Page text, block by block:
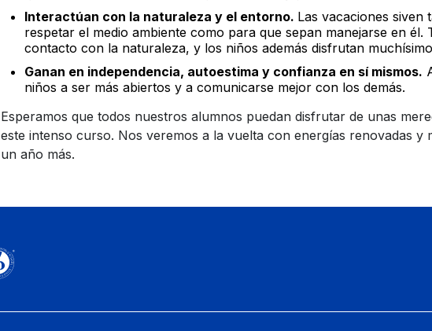
Interactúan con la naturaleza y el entorno. Las vacaciones siven
respetar el medio ambiente como para que sepan manejarse en él.
contacto con la naturaleza, y los niños además disfrutan
Ganan en independencia, autoestima y confianza en sí mismos.
niños a ser más abiertos y a comunicarse mejor con los demás.
Esperamos que todos nuestros alumnos puedan disfrutar de unas
este intenso curso. Nos veremos a la vuelta con energías renovadas
un año más.